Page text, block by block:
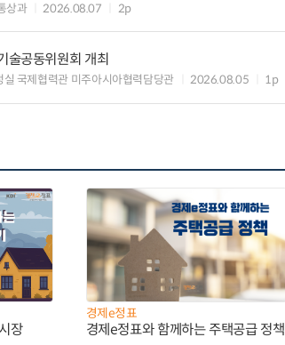
상과 2026.08.07 2p
술공동위원회 개최
국제협력관 미주아시아협력담당관 2026.08.05 1p
장
경제e정표
경제e정표와 함께하는 주택공급 정책